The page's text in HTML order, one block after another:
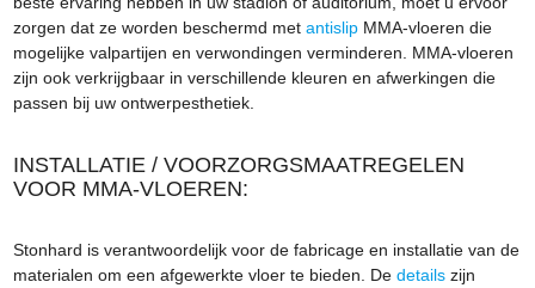
zorgen dat ze worden beschermd metantislip MMA-vloeren die
mogelijke valpartijen en verwondingen verminderen. MMA-vloeren
zijn ook verkrijgbaar in verschillende kleuren en afwerkingen die
passen bij uw ontwerpesthetiek.
INSTALLATIE / VOORZORGSMAATREGELEN
VOOR MMA-VLOEREN:
Stonhard is verantwoordelijk voor de fabricage en installatie van de
materialen om een ​​afgewerkte vloer te bieden. Dedetailszijn